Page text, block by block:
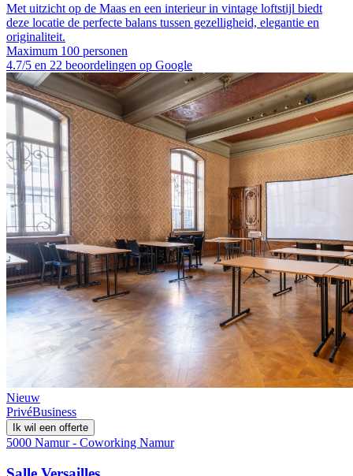
Met uitzicht op de Maas en een interieur in vintage loftstijl biedt
deze locatie de perfecte balans tussen gezelligheid, elegantie en
originaliteit.
Maximum 100 personen
4.7/5 en 22 beoordelingen op Google
Nieuw
PrivéBusiness
Ik wil een offerte
5000 Namur - Coworking Namur